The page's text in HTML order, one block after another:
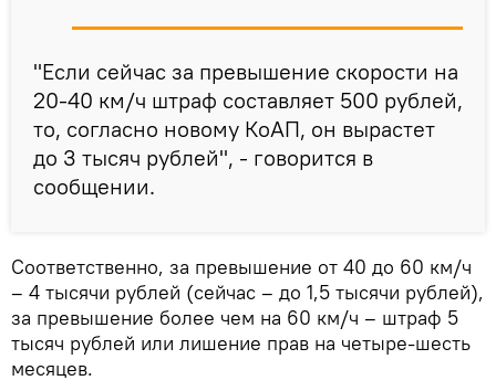
"Если сейчас за превышение скорости на
20-40 км/ч штраф составляет 500 рублей,
то, согласно новому КоАП, он вырастет
до 3 тысяч рублей", - говорится в
сообщении.
Соответственно, за превышение от 40 до 60 км/ч
– 4 тысячи рублей (сейчас – до 1,5 тысячи рублей),
за превышение более чем на 60 км/ч – штраф 5
тысяч рублей или лишение прав на четыре-шесть
месяцев.